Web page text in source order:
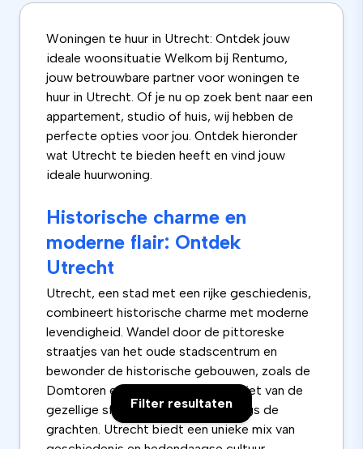
Filter resultaten
Woningen te huur in Utrecht: Ontdek jouw
ideale woonsituatie Welkom bij Rentumo,
jouw betrouwbare partner voor woningen te
huur in Utrecht. Of je nu op zoek bent naar een
appartement, studio of huis, wij hebben de
perfecte opties voor jou. Ontdek hieronder
wat Utrecht te bieden heeft en vind jouw
ideale huurwoning.
Historische charme en
moderne flair: Ontdek
Utrecht
Utrecht, een stad met een rijke geschiedenis,
combineert historische charme met moderne
levendigheid. Wandel door de pittoreske
straatjes van het oude stadscentrum en
bewonder de historische gebouwen, zoals de
Domtoren en de Oudegracht. Geniet van de
gezellige sfeer op de terrassen langs de
grachten. Utrecht biedt een unieke mix van